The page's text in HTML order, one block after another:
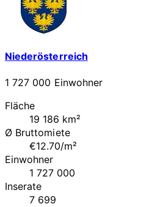
Niederösterreich
1 727 000 Einwohner
Fläche
19 186 km²
Ø Bruttomiete
€12.70/m²
Einwohner
1 727 000
Inserate
7 699